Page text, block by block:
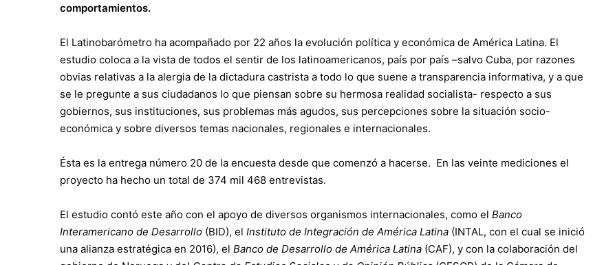
comportamientos.
El Latinobarómetro ha acompañado por 22 años la evolución política y económica de América Latina. El
estudio coloca a la vista de todos el sentir de los latinoamericanos, país por país –salvo Cuba, por razones
obvias relativas a la alergia de la dictadura castrista a todo lo que suene a transparencia informativa, y a que
se le pregunte a sus ciudadanos lo que piensan sobre su hermosa realidad socialista- respecto a sus
gobiernos, sus instituciones, sus problemas más agudos, sus percepciones sobre la situación socio-
económica y sobre diversos temas nacionales, regionales e internacionales.
Ésta es la entrega número 20 de la encuesta desde que comenzó a hacerse. En las veinte mediciones el
proyecto ha hecho un total de 374 mil 468 entrevistas.
El estudio contó este año con el apoyo de diversos organismos internacionales, como el Banco
Interamericano de Desarrollo (BID), el Instituto de Integración de América Latina (INTAL, con el cual se inició
una alianza estratégica en 2016), el Banco de Desarrollo de América Latina (CAF), y con la colaboración del